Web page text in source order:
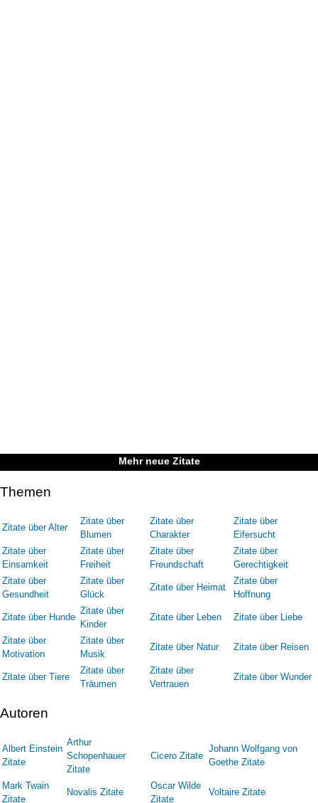
Mehr neue Zitate
Themen
Zitate über Alter
Zitate über
Blumen
Zitate über
Charakter
Zitate über
Eifersucht
Zitate über
Einsamkeit
Zitate über
Freiheit
Zitate über
Freundschaft
Zitate über
Gerechtigkeit
Zitate über
Gesundheit
Zitate über
Glück
Zitate über Heimat
Zitate über
Hoffnung
Zitate über Hunde
Zitate über
Kinder
Zitate über Leben Zitate über Liebe
Zitate über
Motivation
Zitate über
Musik
Zitate über Natur Zitate über Reisen
Zitate über Tiere
Zitate über
Träumen
Zitate über
Vertrauen
Zitate über Wunder
Autoren
Albert Einstein
Zitate
Arthur
Schopenhauer
Zitate
Cicero Zitate
Johann Wolfgang von
Goethe Zitate
Mark Twain
Zitate
Novalis Zitate
Oscar Wilde
Zitate
Voltaire Zitate